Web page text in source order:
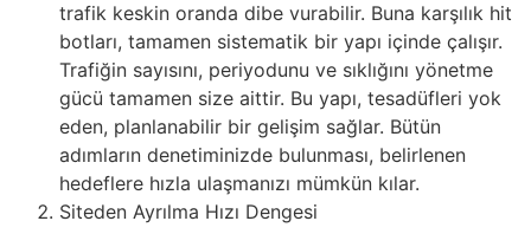
trafik keskin oranda dibe vurabilir. Buna karşılık hit
botları, tamamen sistematik bir yapı içinde çalışır.
Trafiğin sayısını, periyodunu ve sıklığını yönetme
gücü tamamen size aittir. Bu yapı, tesadüfleri yok
eden, planlanabilir bir gelişim sağlar. Bütün
adımların denetiminizde bulunması, belirlenen
hedeflere hızla ulaşmanızı mümkün kılar.
Siteden Ayrılma Hızı Dengesi